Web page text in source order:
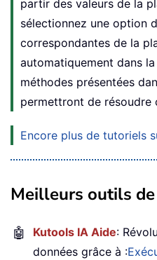
partir des valeurs de la
sélectionnez une option
correspondantes de la
automatiquement dans
méthodes présentées
permettront de résoudre
Encore plus de tutoriels
Meilleurs outils
🤖 Kutools IA Aide:
données grâce à :